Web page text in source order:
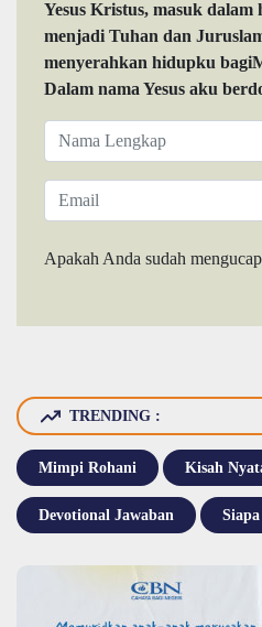
Yesus Kristus, masuk
menjadi Tuhan dan
menyerahkan hidupku
Dalam nama Yesus aku
Apakah Anda sudah
TRENDING :
Mimpi Rohani Kisah
Devotional Jawaban Siapa